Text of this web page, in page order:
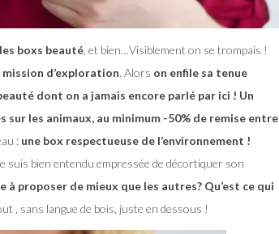
boxs beauté , et bien…Visiblement on se trompais !
mission d’exploration. Alors on enfile sa tenue
dont on a jamais encore parlé par ici ! Un
les animaux, au minimum -50% de remise entre
: une box respectueuse de l’environnement !
suis bien entendu empressée de décortiquer son
à proposer de mieux que les autres? Qu’est ce qui
, sans langue de bois, juste en dessous !